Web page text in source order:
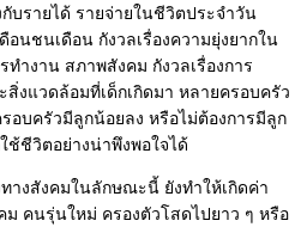
บรายได้ รายจ่ายในชีวิตประจำวัน
อนชนเดือน กังวลเรื่องความยุ่งยากใน
ทำงาน สภาพสังคม กังวลเรื่องการ
งแวดล้อมที่เด็กเกิดมา หลายครอบครัว
อบครัวมีลูกน้อยลง หรือไม่ต้องการมีลูก
ช้ชีวิตอย่างน่าพึงพอใจได้
างสังคมในลักษณะนี้ ยังทำให้เกิดค่า
คนรุ่นใหม่ ครองตัวโสดไปยาว ๆ หรือ